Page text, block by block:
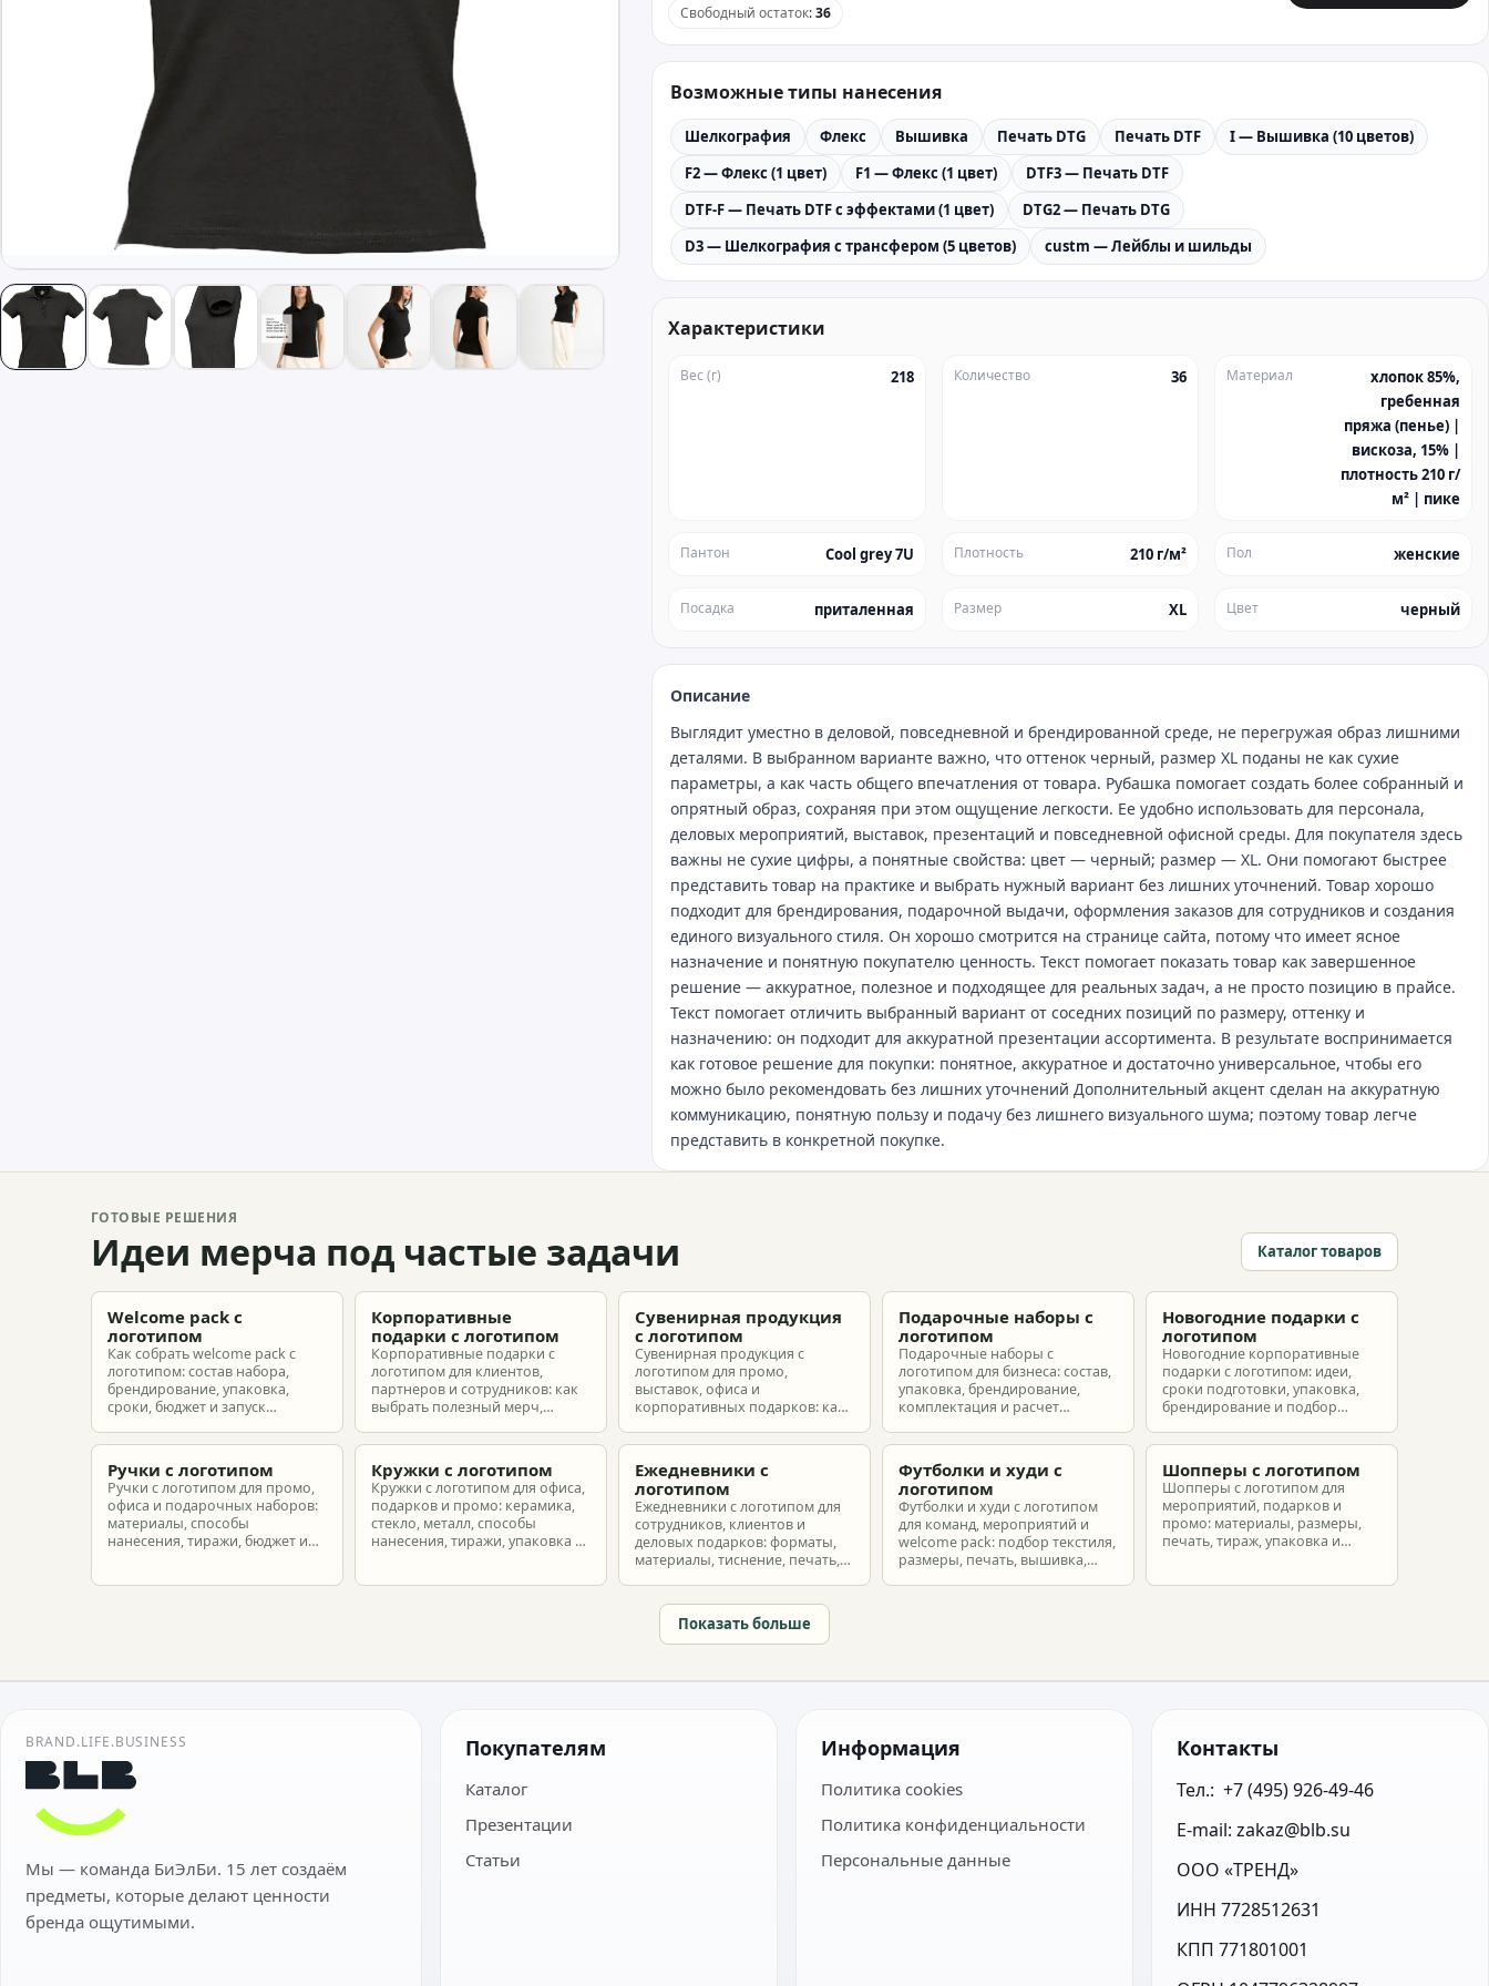
Свободный остаток:36
Возможные типы нанесения
Шелкография Флекс Вышивка Печать DTG Печать DTF
I — Вышивка (10 цветов)
F2 — Флекс (1 цвет)
F1 — Флекс (1 цвет)
DTF3 — Печать DTF
DTF-F — Печать DTF с эффектами (1 цвет)
DTG2 — Печать DTG
D3 — Шелкография с трансфером (5 цветов)
custm — Лейблы и шильды
Характеристики
Вес (г) 218 Количество 36 Материал
хлопок 85%,
гребенная
пряжа (пенье) |
вискоза, 15% |
плотность 210 г/
м² | пике
Пантон Cool grey 7U Плотность 210 г/м² Пол женские
Посадка приталенная Размер XL Цвет черный
Описание
Выглядит уместно в деловой, повседневной и брендированной среде, не перегружая образ лишними
деталями. В выбранном варианте важно, что оттенок черный, размер XL поданы не как сухие
параметры, а как часть общего впечатления от товара. Рубашка помогает создать более собранный и
опрятный образ, сохраняя при этом ощущение легкости. Ее удобно использовать для персонала,
деловых мероприятий, выставок, презентаций и повседневной офисной среды. Для покупателя здесь
важны не сухие цифры, а понятные свойства: цвет — черный; размер — XL. Они помогают быстрее
представить товар на практике и выбрать нужный вариант без лишних уточнений. Товар хорошо
подходит для брендирования, подарочной выдачи, оформления заказов для сотрудников и создания
единого визуального стиля. Он хорошо смотрится на странице сайта, потому что имеет ясное
назначение и понятную покупателю ценность. Текст помогает показать товар как завершенное
решение — аккуратное, полезное и подходящее для реальных задач, а не просто позицию в прайсе.
Текст помогает отличить выбранный вариант от соседних позиций по размеру, оттенку и
назначению: он подходит для аккуратной презентации ассортимента. В результате воспринимается
как готовое решение для покупки: понятное, аккуратное и достаточно универсальное, чтобы его
можно было рекомендовать без лишних уточнений Дополнительный акцент сделан на аккуратную
коммуникацию, понятную пользу и подачу без лишнего визуального шума; поэтому товар легче
представить в конкретной покупке.
ГОТОВЫЕ РЕШЕНИЯ
Идеи мерча под частые задачи Каталог товаров
Welcome pack с
логотипом
Как собрать welcome pack с
логотипом: состав набора,
брендирование, упаковка,
сроки, бюджет и запуск
новых сотрудников.
Корпоративные
подарки с логотипом
Корпоративные подарки с
логотипом для клиентов,
партнеров и сотрудников: как
выбрать полезный мерч,
подготовить заказ без лишнего
Сувенирная продукция
с логотипом
Сувенирная продукция с
логотипом для промо,
выставок, офиса и
корпоративных подарков: как
макет и избежать лишних
Подарочные наборы с
логотипом
Подарочные наборы с
логотипом для бизнеса: состав,
упаковка, брендирование,
комплектация и расчет
разные бюджеты.
Новогодние подарки с
логотипом
Новогодние корпоративные
подарки с логотипом: идеи,
сроки подготовки, упаковка,
брендирование и подбор
партнеров и сотрудников.
Ручки с логотипом
Ручки с логотипом для промо,
офиса и подарочных наборов:
материалы, способы
нанесения, тиражи, бюджет и
Кружки с логотипом
Кружки с логотипом для офиса,
подарков и промо: керамика,
стекло, металл, способы
нанесения, тиражи, упаковка и
Ежедневники с
логотипом
Ежедневники с логотипом для
сотрудников, клиентов и
деловых подарков: форматы,
материалы, тиснение, печать,
Футболки и худи с
логотипом
Футболки и худи с логотипом
для команд, мероприятий и
welcome pack: подбор текстиля,
размеры, печать, вышивка,
Шопперы с логотипом
Шопперы с логотипом для
мероприятий, подарков и
промо: материалы, размеры,
печать, тираж, упаковка и
Показать больше
BRAND.LIFE.BUSINESS
Мы — команда БиЭлБи. 15 лет создаём
предметы, которые делают ценности
бренда ощутимыми.
Покупателям
Каталог
Презентации
Статьи
Информация
Политика cookies
Политика конфиденциальности
Персональные данные
Контакты
Тел.:  +7 (495) 926-49-46
E-mail: zakaz@blb.su
ООО «ТРЕНД»
ИНН 7728512631
КПП 771801001